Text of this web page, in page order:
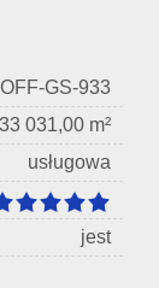
GS-933
33 031,00 m²
usługowa
jest